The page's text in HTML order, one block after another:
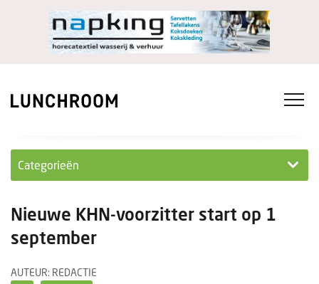
Categorieën
Ondernemen in...
Nieuwe KHN-voorzitter start op 1
september
AUTEUR: REDACTIE